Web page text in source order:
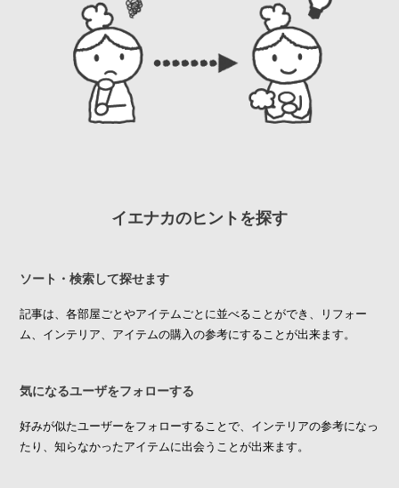
イエナカのヒントを探す
ソート・検索して探せます
記事は、各部屋ごとやアイテムごとに並べることができ、リフォー
ム、インテリア、アイテムの購入の参考にすることが出来ます。
気になるユーザをフォローする
好みが似たユーザーをフォローすることで、インテリアの参考になっ
たり、知らなかったアイテムに出会うことが出来ます。